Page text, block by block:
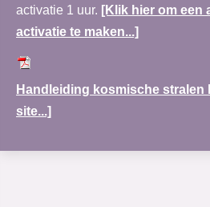
activatie 1 uur. [Klik hier om een
activatie te maken...]
Handleiding kosmische stralen
site...]